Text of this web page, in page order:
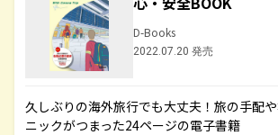
D-Books
2022.07.20 発売
久しぶりの海外旅行でも大丈夫！旅の手配
ニックがつまった24ページの電子書籍